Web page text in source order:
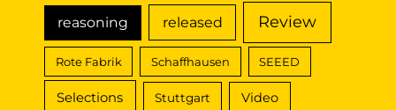
reasoning released Review
Rote Fabrik Schaffhausen SEEED
Selections Stuttgart Video